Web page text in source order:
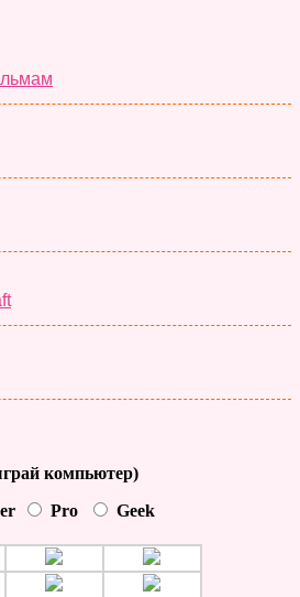
компьютер)
Pro Geek